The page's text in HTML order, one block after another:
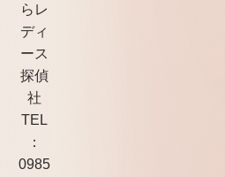
らレ
ディ
ース
探偵
社
TEL
：
0985